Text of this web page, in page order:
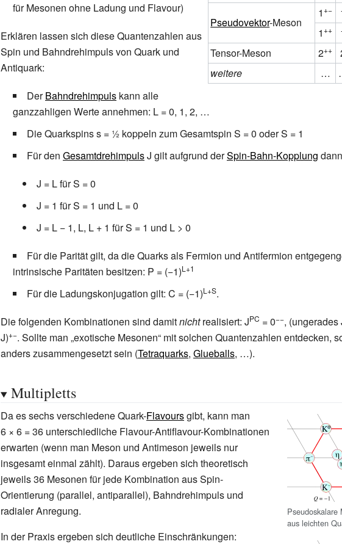
Pseudovektor-Meson
1+−
1++
Tensor-Meson
2++
weitere
…
für Mesonen ohne Ladung und Flavour)
Erklären lassen sich diese Quantenzahlen aus
Spin und Bahndrehimpuls von Quark und
Antiquark:
DerBahndrehimpuls kann alle
ganzzahligen Werte annehmen: L = 0, 1, 2, …
Die Quarkspins s = ½ koppeln zum Gesamtspin S = 0 oder S = 1
Für den GesamtdrehimpulsJ gilt aufgrund derSpin-Bahn-Kopplung dann
J = L für S = 0
J = 1 für S = 1 und L = 0
J = L − 1, L, L + 1 für S = 1 und L > 0
Für die Parität gilt, da die Quarks als Fermion und Antifermion
intrinsische Paritäten besitzen: P = (−1)L+1
Für die Ladungskonjugation gilt: C = (−1)L+S.
Die folgenden Kombinationen sind damitnichtrealisiert: JPC = 0−−, (ungerades
J)+−. Sollte man „exotische Mesonen“ mit solchen Quantenzahlen entdecken,
anders zusammengesetzt sein (Tetraquarks, Glueballs, …).
Multipletts
Pseudoskalare
aus leichten
Da es sechs verschiedene Quark-Flavoursgibt, kann man
6 × 6 =36 unterschiedliche Flavour-Antiflavour-Kombinationen
erwarten (wenn man Meson und Antimeson jeweils nur
insgesamt einmal zählt). Daraus ergeben sich theoretisch
jeweils 36 Mesonen für jede Kombination aus Spin-
Orientierung (parallel, antiparallel), Bahndrehimpuls und
radialer Anregung.
In der Praxis ergeben sich deutliche Einschränkungen: